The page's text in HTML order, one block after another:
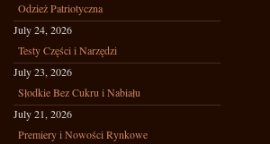
Odzież Patriotyczna
July 24, 2026
Testy Części i Narzędzi
July 23, 2026
Słodkie Bez Cukru i Nabiału
July 21, 2026
Premiery i Nowości Rynkowe